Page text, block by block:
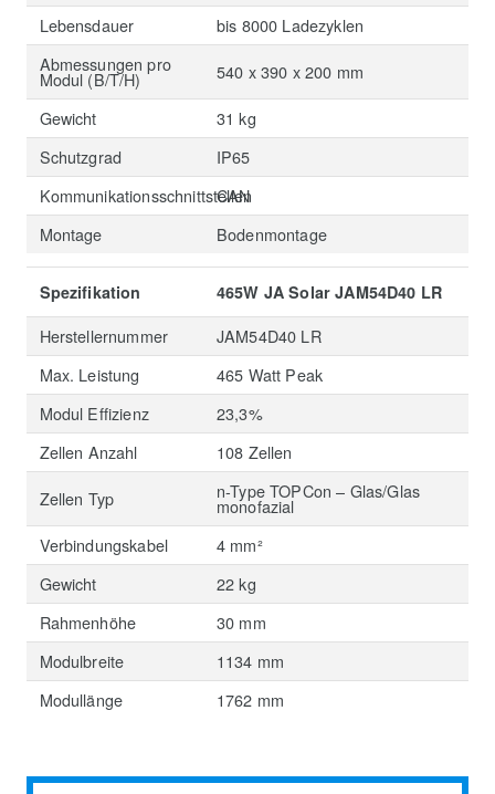
Lebensdauer
bis 8000 Ladezyklen
Abmessungen pro
Modul (B/T/H)
540 x 390 x 200 mm
Gewicht
31 kg
Schutzgrad
IP65
Kommunikationsschnittstellen
CAN
Montage
Bodenmontage
Spezifikation 465W JA Solar JAM54D40 LR
Herstellernummer
JAM54D40 LR
Max. Leistung
465 Watt Peak
Modul Effizienz
23,3%
Zellen Anzahl
108 Zellen
Zellen Typ
n-Type TOPCon – Glas/Glas
monofazial
Verbindungskabel
4 mm²
Gewicht
22 kg
Rahmenhöhe
30 mm
Modulbreite
1134 mm
Modullänge
1762 mm